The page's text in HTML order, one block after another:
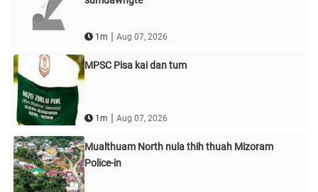
1m | Aug 07, 2026
MPSC Pisa kai dan tum
1m | Aug 07, 2026
Mualthuam North nula thih thuah Mizoram
Police-in